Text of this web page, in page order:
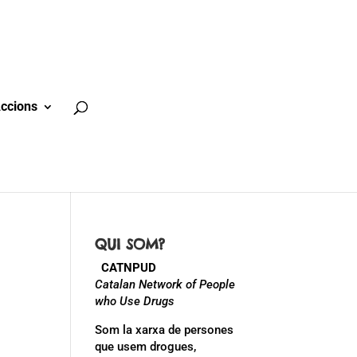
QUI SOM?
CATNPUD
Catalan Network of People
who Use Drugs
Som la xarxa de persones
que usem drogues,